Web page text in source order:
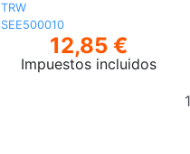
Añadir
al
TRW
SEE500010
12,85 €
Impuestos incluidos